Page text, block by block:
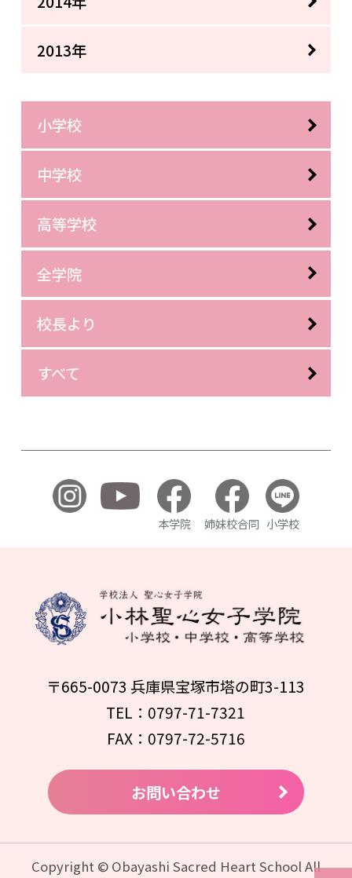
2013年
小学校
中学校
高等学校
全学院
校長より
すべて
本学院 姉妹校合同 小学校
〒665-0073 兵庫県宝塚市塔の町3-113
TEL：0797-71-7321
FAX：0797-72-5716
お問い合わせ
Copyright © Obayashi Sacred Heart School All